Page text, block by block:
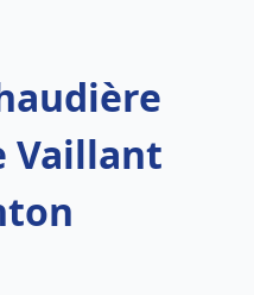
Vaillant